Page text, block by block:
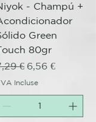
- Champú +
Green
80gr
original
€ Prix
6,56 €
Incluse